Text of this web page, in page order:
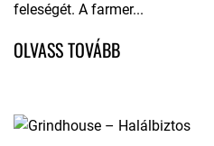
feleségét. A farmer...